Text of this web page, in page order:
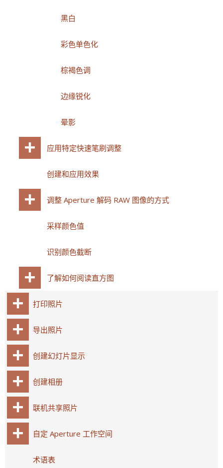
黑白
彩色单色化
棕褐色调
边缘锐化
晕影
应用特定快速笔刷调整
创建和应用效果
调整 Aperture 解码 RAW 图像的方式
采样颜色值
识别颜色截断
了解如何阅读直方图
打印照片
导出照片
创建幻灯片显示
创建相册
联机共享照片
自定 Aperture 工作空间
术语表